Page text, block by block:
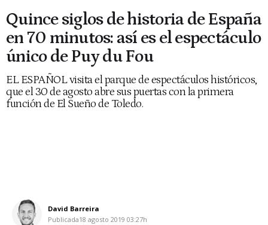
Quince siglos de historia de España
en 70 minutos: así es el espectáculo
único de Puy du Fou
EL ESPAÑOL visita el parque de espectáculos históricos,
que el 30 de agosto abre sus puertas con la primera
función de El Sueño de Toledo.
David Barreira
Publicada18 agosto 2019 03:27h